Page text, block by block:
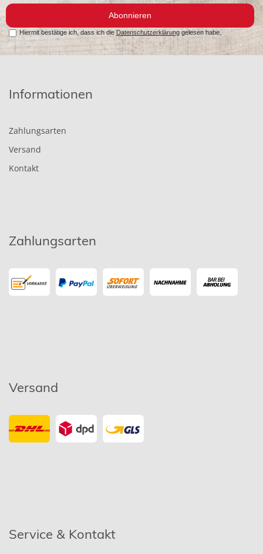
Abonnieren
Hiermit bestätige ich, dass ich die Datenschutzerklärunggelesen habe.
Informationen
Zahlungsarten
Versand
Kontakt
Zahlungsarten
Versand
Service & Kontakt